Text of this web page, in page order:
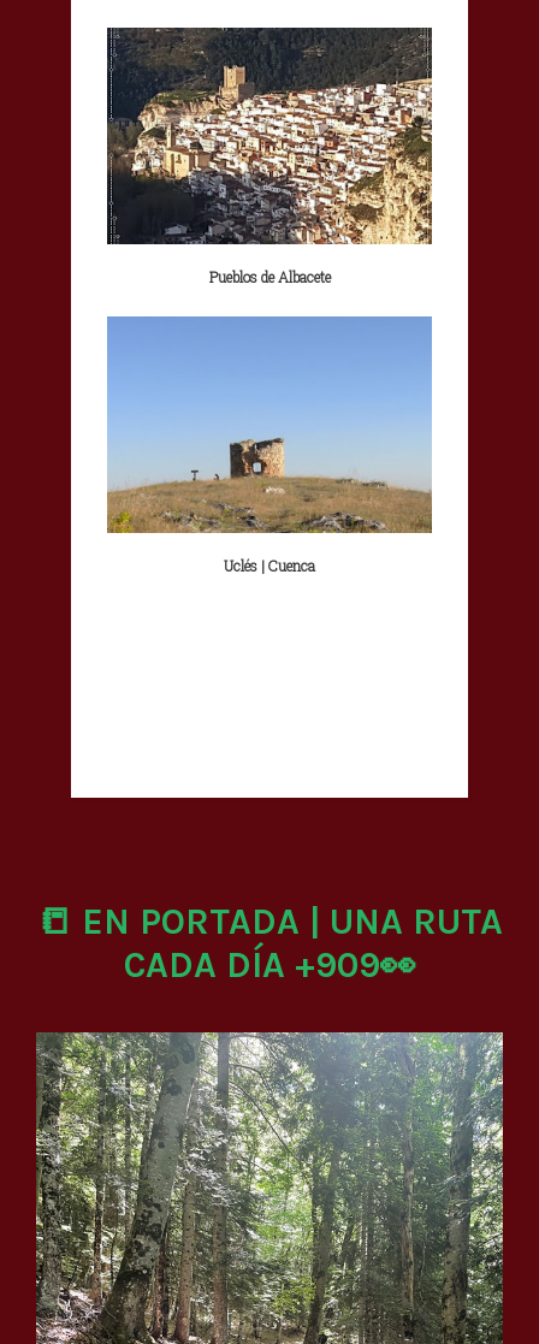
Pueblos de Albacete
Uclés | Cuenca
📒 EN PORTADA | UNA RUTA
CADA DÍA +909👀